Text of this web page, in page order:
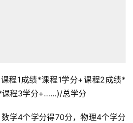
程1成绩*课程1学分+课程2成绩*
课程3学分+……)/总学分
学4个学分得70分，物理4个学分